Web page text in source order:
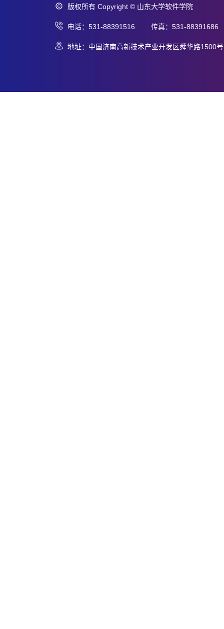
版权所有 Copyright © 山东大学软件学院
电话：531-88391516 传真：531-88391686
地址：中国济南高新技术产业开发区舜华路